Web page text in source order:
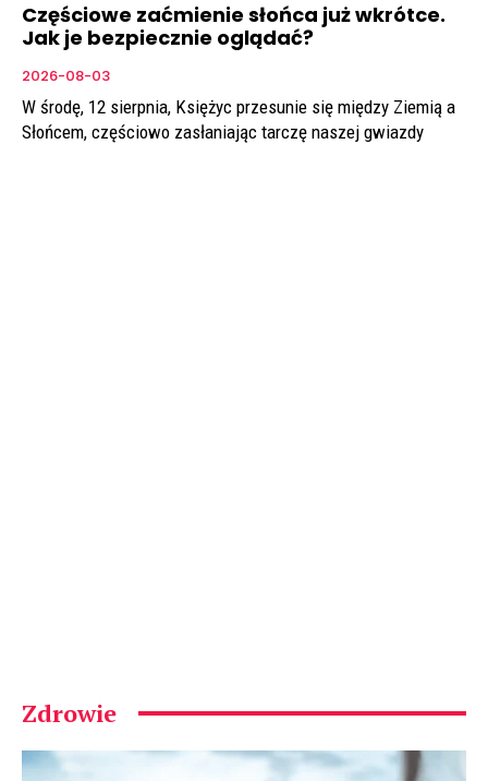
Częściowe zaćmienie słońca już wkrótce.
Jak je bezpiecznie oglądać?
2026-08-03
W środę, 12 sierpnia, Księżyc przesunie się między Ziemią a
Słońcem, częściowo zasłaniając tarczę naszej gwiazdy
Zdrowie